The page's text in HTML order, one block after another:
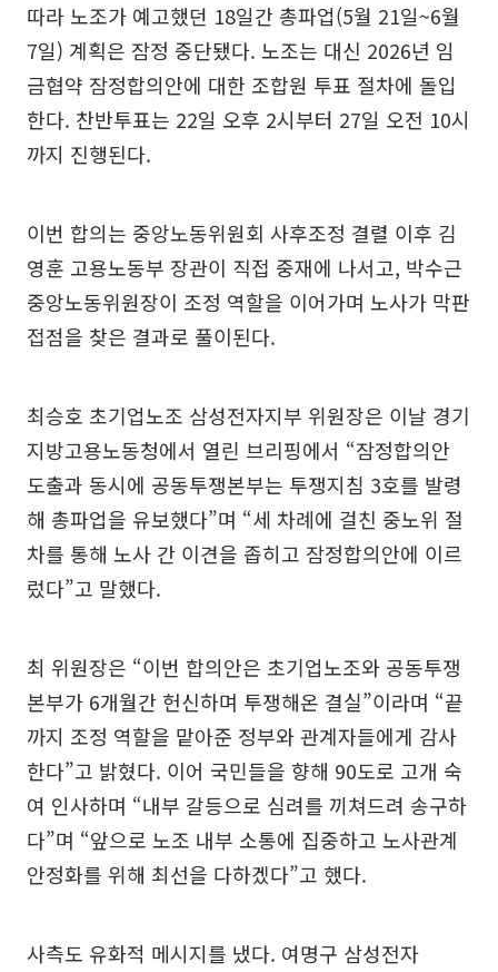
따라 노조가 예고했던 18일간 총파업(5월 21일~6월
7일) 계획은 잠정 중단됐다. 노조는 대신 2026년 임
금협약 잠정합의안에 대한 조합원 투표 절차에 돌입
한다. 찬반투표는 22일 오후 2시부터 27일 오전 10시
까지 진행된다.
이번 합의는 중앙노동위원회 사후조정 결렬 이후 김
영훈 고용노동부 장관이 직접 중재에 나서고, 박수근
중앙노동위원장이 조정 역할을 이어가며 노사가 막판
접점을 찾은 결과로 풀이된다.
최승호 초기업노조 삼성전자지부 위원장은 이날 경기
지방고용노동청에서 열린 브리핑에서 “잠정합의안
도출과 동시에 공동투쟁본부는 투쟁지침 3호를 발령
해 총파업을 유보했다”며 “세 차례에 걸친 중노위 절
차를 통해 노사 간 이견을 좁히고 잠정합의안에 이르
렀다”고 말했다.
최 위원장은 “이번 합의안은 초기업노조와 공동투쟁
본부가 6개월간 헌신하며 투쟁해온 결실”이라며 “끝
까지 조정 역할을 맡아준 정부와 관계자들에게 감사
한다”고 밝혔다. 이어 국민들을 향해 90도로 고개 숙
여 인사하며 “내부 갈등으로 심려를 끼쳐드려 송구하
다”며 “앞으로 노조 내부 소통에 집중하고 노사관계
안정화를 위해 최선을 다하겠다”고 했다.
사측도 유화적 메시지를 냈다. 여명구 삼성전자